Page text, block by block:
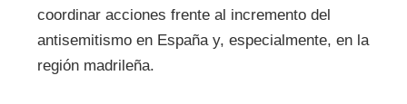
coordinar acciones frente al incremento del
antisemitismo en España y, especialmente, en la
región madrileña.